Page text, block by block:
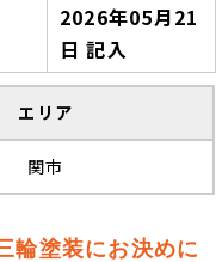
2026年05月21
日 記入
エリア
関市
輪塗装にお決めに